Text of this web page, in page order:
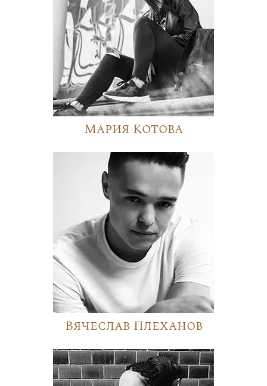
Мария Котова
Вячеслав Плеханов